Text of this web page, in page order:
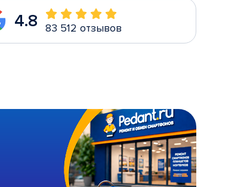
4.8 83 512 отзывов